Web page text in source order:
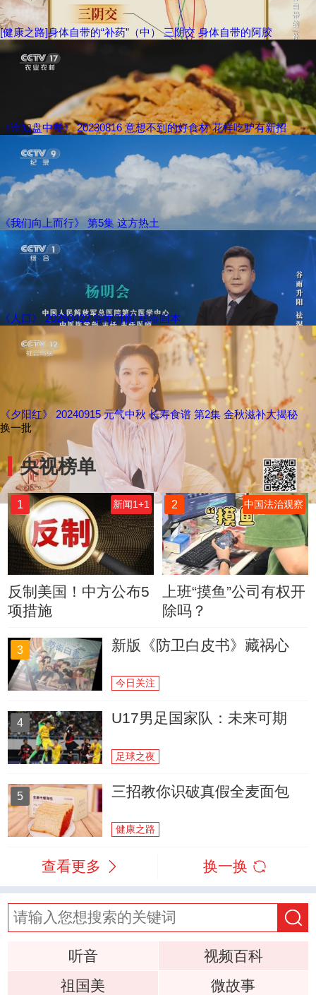
[健康之路]身体自带的“补药”（中） 三阴交 身体自带的阿胶
《谁知盘中餐》 20230816 意想不到的好食材 花样吃驴有新招
《我们向上而行》 第5集 这方热土
《人口》 20260422 谷雨升阳 祛湿固本
《夕阳红》 20240915 元气中秋 长寿食谱 第2集 金秋滋补大揭秘
换一批
央视榜单
1 新闻1+1
反制美国！中方公布5
项措施
2 中国法治观察
上班“摸鱼”公司有权开
除吗？
3 新版《防卫白皮书》藏祸心
今日关注
4 U17男足国家队：未来可期
足球之夜
5 三招教你识破真假全麦面包
健康之路
查看更多 换一换
听音
视频百科
祖国美
微故事